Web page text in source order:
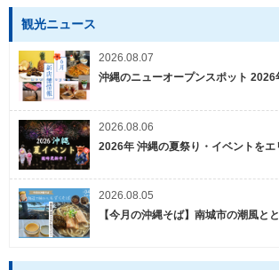
観光ニュース
2026.08.07
沖縄のニューオープンスポット 2026
2026.08.06
2026年 沖縄の夏祭り・イベントをエ
2026.08.05
【今月の沖縄そば】南城市の潮風と